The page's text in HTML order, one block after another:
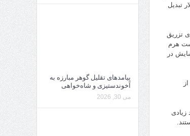
تبدیل
تزریق
هرم
در
پیامدهای تقلیل گوهر مبارزه به
آخوندستیزی و شاه‌خواهی
می 30, 2026